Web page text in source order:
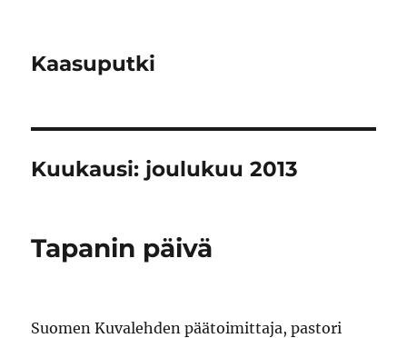
Kaasuputki
Kuukausi: joulukuu 2013
Tapanin päivä
Suomen Kuvalehden päätoimittaja, pastori